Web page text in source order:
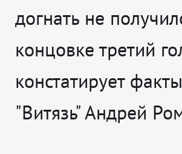
догнать не
концовке третий
констатирует
"Витязь" Андрей